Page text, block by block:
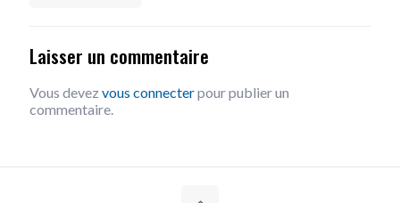
Laisser un commentaire
Vous devez vous connecterpour publier un
commentaire.